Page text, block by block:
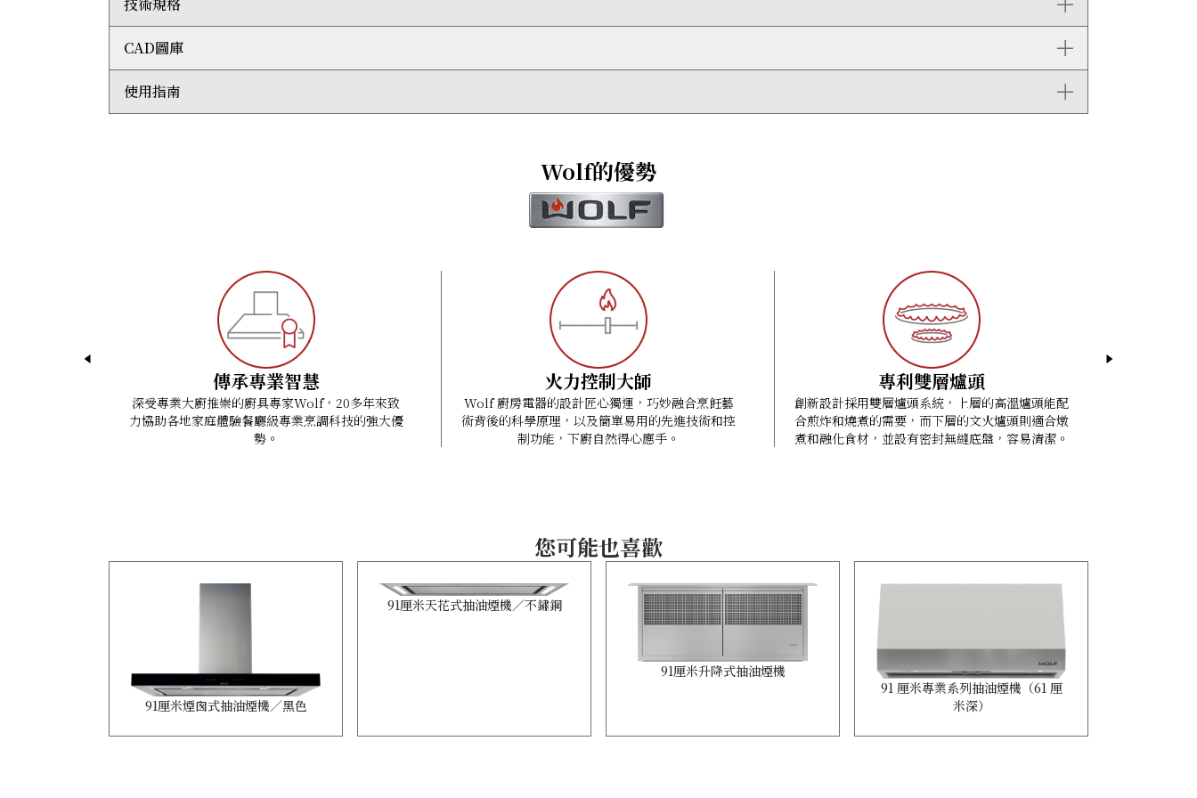
為了提高設計靈活性，伸縮式煙囪可以配合大部分標準天花板的高度，另外亦可選購煙囪延長配件。
延遲關閉功能令鼓風機於使用後繼續運轉約10分鐘，然後自動關閉。
Wolf系列提供引領業界的兩年全面保養服務。
配以排風量每小時900 立方米的內置鼓風機
自選配件：
煙囪延長配件
內循環配件套裝
內循環過濾網
整體尺寸：闊1,143毫米 x 高57毫米 x 深489毫米
伸縮高度：797毫米至 1054毫米
加裝煙囪延長配件後：1248毫米至1505毫米
CAD圖庫
2D AutoCad (DWG)
3D AutoCad (DWG)
使用指南
Wolf的優勢
傳承專業智慧
深受專業大廚推崇的廚具專家Wolf，20多年來致
力協助各地家庭體驗餐廳級專業烹調科技的強大優
勢。
火力控制大師
Wolf 廚房電器的設計匠心獨運，巧妙融合烹飪藝
術背後的科學原理，以及簡單易用的先進技術和控
制功能，下廚自然得心應手。
專利雙層爐頭
創新設計採用雙層爐頭系統，上層的高溫爐頭能配
合煎炸和燒煮的需要，而下層的文火爐頭則適合燉
煮和融化食材，並設有密封無縫底盤，容易清潔。
您可能也喜歡
91厘米煙囪式抽油煙機／黑色
91厘米天花式抽油煙機／不鏽鋼
91厘米升降式抽油煙機
91 厘米專業系列抽油煙機（61 厘
米深）